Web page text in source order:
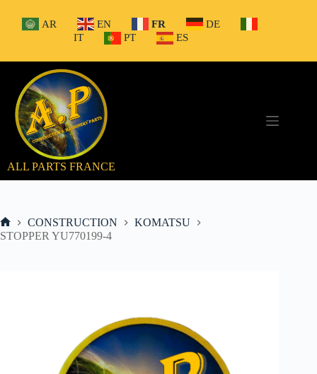
contenu
AR EN FR
DE
IT
PT ES
ALL PARTS FRANCE
Accueil
CONSTRUCTION
KOMATSU
STOPPER YU770199-4